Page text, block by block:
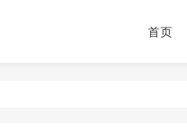
首页